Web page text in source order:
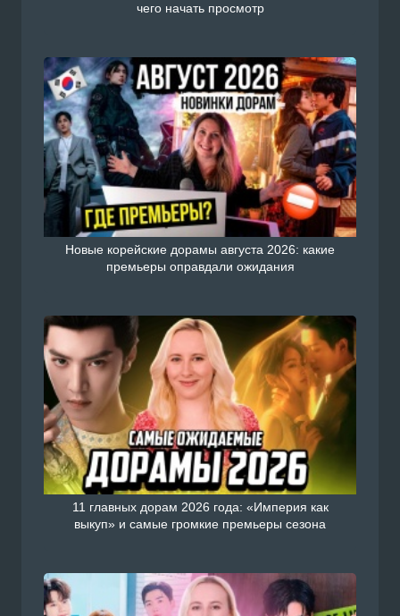
чего начать просмотр
Новые корейские дорамы августа 2026: какие
премьеры оправдали ожидания
11 главных дорам 2026 года: «Империя как
выкуп» и самые громкие премьеры сезона